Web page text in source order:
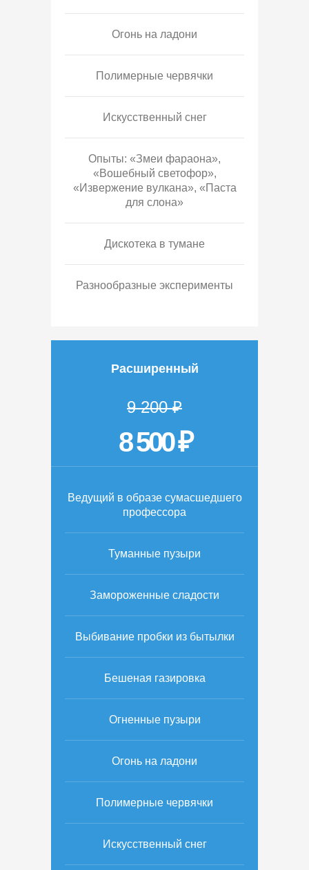
Огонь на ладони
Полимерные червячки
Искусственный снег
Опыты: «Змеи фараона»,
«Вошебный светофор»,
«Извержение вулкана», «Паста
для слона»
Дискотека в тумане
Разнообразные эксперименты
Расширенный
9 200 ₽
8 500 ₽
Ведущий в образе сумасшедшего
профессора
Туманные пузыри
Замороженные сладости
Выбивание пробки из бытылки
Бешеная газировка
Огненные пузыри
Огонь на ладони
Полимерные червячки
Искусственный снег